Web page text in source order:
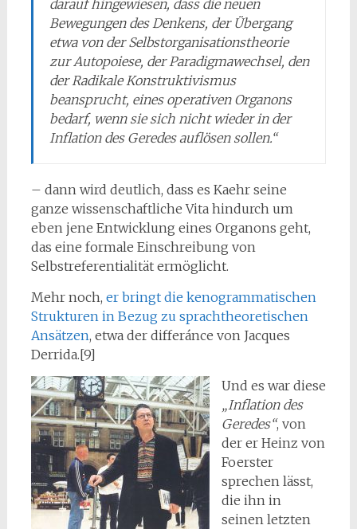
darauf hingewiesen, dass die neuen
Bewegungen des Denkens, der Übergang
etwa von der Selbstorganisationstheorie
zur Autopoiese, der Paradigmawechsel, den
der Radikale Konstruktivismus
beansprucht, eines operativen Organons
bedarf, wenn sie sich nicht wieder in der
Inflation des Geredes auflösen sollen.“
– dann wird deutlich, dass es Kaehr seine
ganze wissenschaftliche Vita hindurch um
eben jene Entwicklung eines Organons geht,
das eine formale Einschreibung von
Selbstreferentialität ermöglicht.
Mehr noch, er bringt die kenogrammatischen
Strukturen in Bezug zu sprachtheoretischen
Ansätzen, etwa der differánce von Jacques
Derrida.[9]
Und es war diese
„Inflation des
Geredes“, von
der er Heinz von
Foerster
sprechen lässt,
die ihn in
seinen letzten